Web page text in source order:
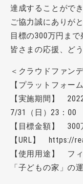
達成することができ
ご協力誠にありが
目標の300万円ま
皆さまの応援、ど
＜クラウドファン
【プラットフォー
【実施期間】
7/31（日）23：00
【目標金額】 300
【URL】 https://
【使用用途】 フ
「子どもの家」の